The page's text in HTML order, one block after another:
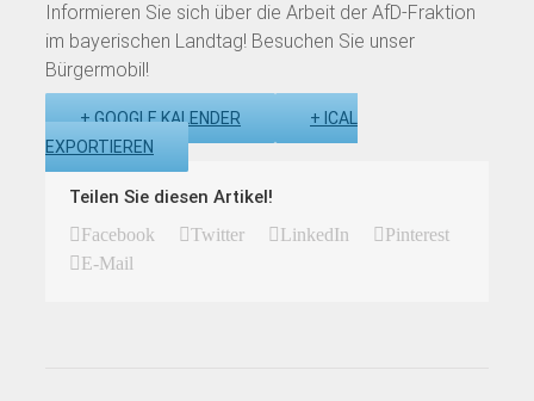
Informieren Sie sich über die Arbeit der AfD-Fraktion
im bayerischen Landtag! Besuchen Sie unser
Bürgermobil!
+ GOOGLE KALENDER
+ ICAL
EXPORTIEREN
Teilen Sie diesen Artikel!
Facebook Twitter LinkedIn
Pinterest
E-Mail